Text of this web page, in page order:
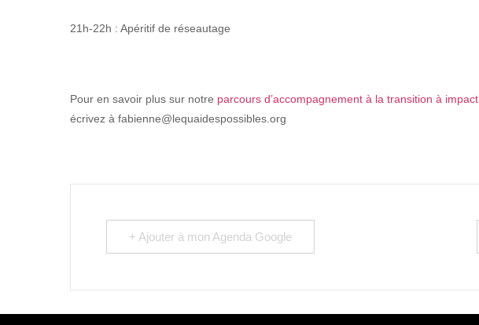
21h-22h : Apéritif de réseautage
Pour en savoir plus sur notre parcours d’accompagnement à la transition à impact
écrivez à fabienne@lequaidespossibles.org
+ Ajouter à mon Agenda Google